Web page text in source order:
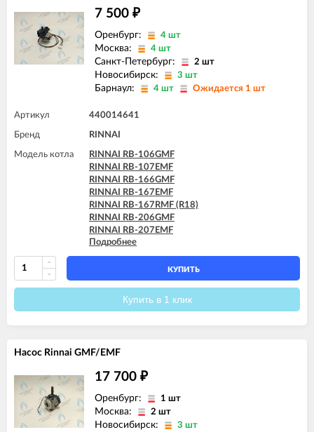
7 500 ₽
Оренбург: 4 шт
Москва: 4 шт
Санкт-Петербург: 2 шт
Новосибирск: 3 шт
Барнаул: 4 шт Ожидается 1 шт
Артикул 440014641
Бренд RINNAI
Модель котла
RINNAI RB-106GMF
RINNAI RB-107EMF
RINNAI RB-166GMF
RINNAI RB-167EMF
RINNAI RB-167RMF (R18)
RINNAI RB-206GMF
RINNAI RB-207EMF
RINNAI RB-207RMF (R24)
RINNAI RB-256GMF
RINNAI RB-257EMF
RINNAI RB-257RMF (R30)
RINNAI RB-307EMF
RINNAI RB-367RMF (R42)
Подробнее
КУПИТЬ
Купить в 1 клик
Насос Rinnai GMF/EMF
17 700 ₽
Оренбург: 1 шт
Москва: 2 шт
Новосибирск: 3 шт